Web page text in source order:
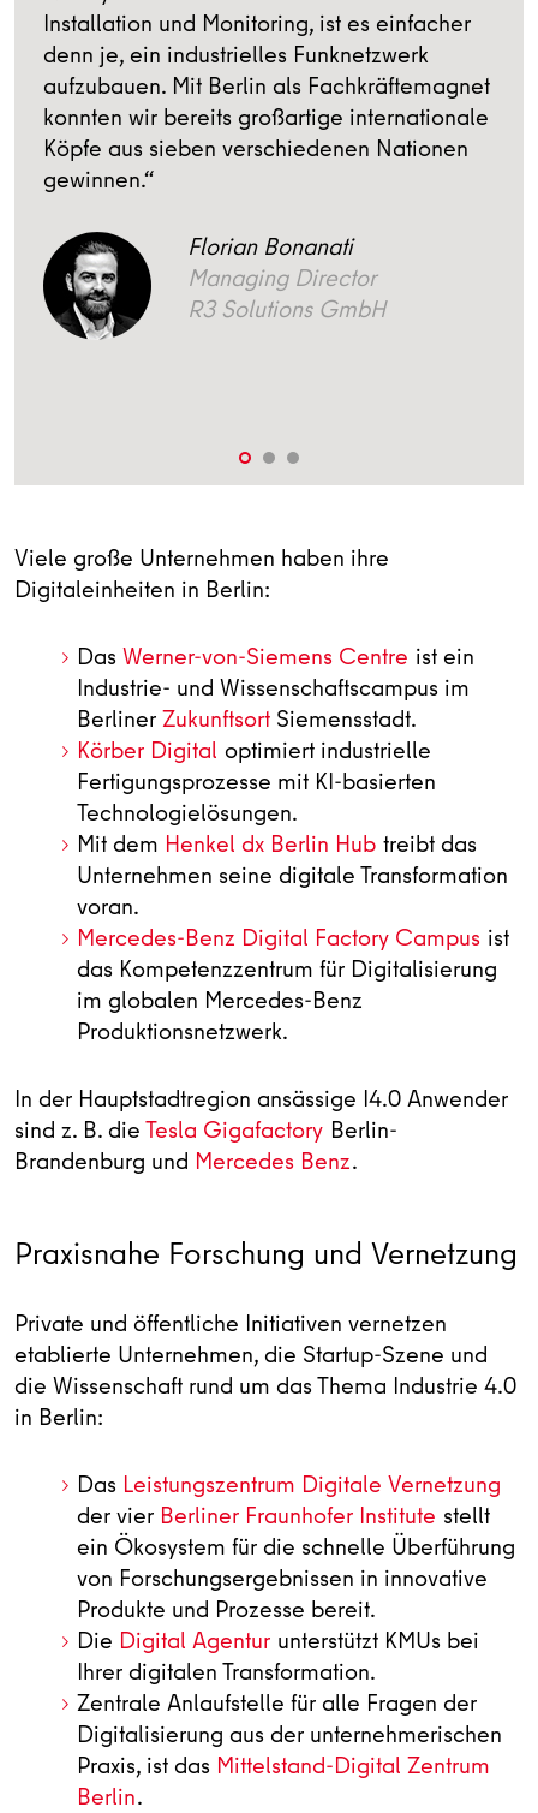
Installation und Monitoring, ist es einfacher
denn je, ein industrielles Funknetzwerk
aufzubauen. Mit Berlin als Fachkräftemagnet
konnten wir bereits großartige internationale
Köpfe aus sieben verschiedenen Nationen
gewinnen.“
Florian Bonanati
Managing Director
R3 Solutions GmbH
Viele große Unternehmen haben ihre
Digitaleinheiten in Berlin:
Das Werner-von-Siemens Centre ist ein
Industrie- und Wissenschaftscampus im
Berliner Zukunftsort Siemensstadt.
Körber Digital optimiert industrielle
Fertigungsprozesse mit KI-basierten
Technologielösungen.
Mit dem Henkel dx Berlin Hub treibt das
Unternehmen seine digitale Transformation
voran.
Mercedes-Benz Digital Factory Campus ist
das Kompetenzzentrum für Digitalisierung
im globalen Mercedes-Benz
Produktionsnetzwerk.
In der Hauptstadtregion ansässige I4.0 Anwender
sind z. B. die Tesla Gigafactory Berlin-
Brandenburg und Mercedes Benz.
Praxisnahe Forschung und Vernetzung
Private und öffentliche Initiativen vernetzen
etablierte Unternehmen, die Startup-Szene und
die Wissenschaft rund um das Thema Industrie 4.0
in Berlin:
Das Leistungszentrum Digitale Vernetzung
der vier Berliner Fraunhofer Institute stellt
ein Ökosystem für die schnelle Überführung
von Forschungsergebnissen in innovative
Produkte und Prozesse bereit.
Die Digital Agentur unterstützt KMUs bei
Ihrer digitalen Transformation.
Zentrale Anlaufstelle für alle Fragen der
Digitalisierung aus der unternehmerischen
Praxis, ist das Mittelstand-Digital Zentrum
Berlin.